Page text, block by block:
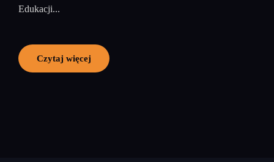
Edukacji...
Czytaj więcej